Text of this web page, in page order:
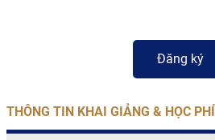
THÔNG TIN KHAI GIẢNG & HỌC PHÍ